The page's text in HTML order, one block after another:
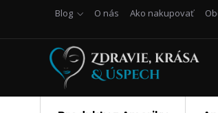
Blog O nás Ako nakupovať